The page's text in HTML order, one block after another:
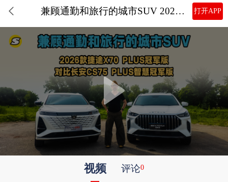
兼顾通勤和旅行的城市SUV 2026款捷途X70 PLUS冠军版对比长安CS75 PLUS智慧冠军版 打开APP
视频 评论0